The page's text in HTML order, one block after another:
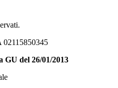
02115850345
GU del 26/01/2013